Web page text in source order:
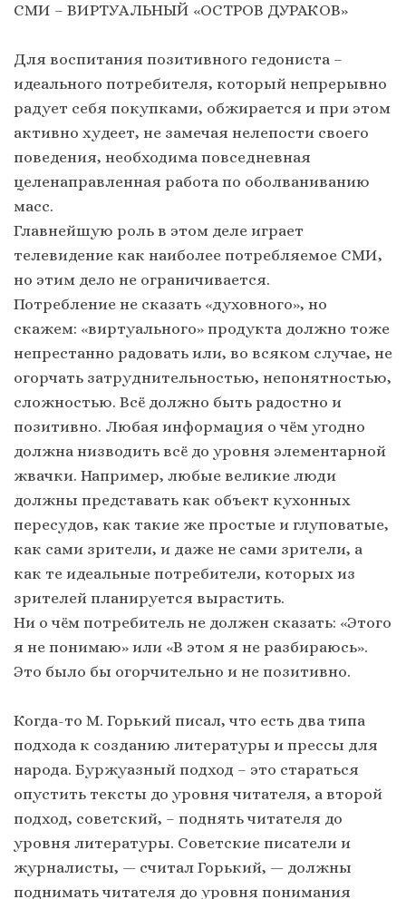
СМИ – ВИРТУАЛЬНЫЙ «ОСТРОВ ДУРАКОВ»
Для воспитания позитивного гедониста –
идеального потребителя, который непрерывно
радует себя покупками, обжирается и при этом
активно худеет, не замечая нелепости своего
поведения, необходима повседневная
целенаправленная работа по оболваниванию
масс.
Главнейшую роль в этом деле играет
телевидение как наиболее потребляемое СМИ,
но этим дело не ограничивается.
Потребление не сказать «духовного», но
скажем: «виртуального» продукта должно тоже
непрестанно радовать или, во всяком случае, не
огорчать затруднительностью, непонятностью,
сложностью. Всё должно быть радостно и
позитивно. Любая информация о чём угодно
должна низводить всё до уровня элементарной
жвачки. Например, любые великие люди
должны представать как объект кухонных
пересудов, как такие же простые и глуповатые,
как сами зрители, и даже не сами зрители, а
как те идеальные потребители, которых из
зрителей планируется вырастить.
Ни о чём потребитель не должен сказать: «Этого
я не понимаю» или «В этом я не разбираюсь».
Это было бы огорчительно и не позитивно.
Когда-то М. Горький писал, что есть два типа
подхода к созданию литературы и прессы для
народа. Буржуазный подход – это стараться
опустить тексты до уровня читателя, а второй
подход, советский, – поднять читателя до
уровня литературы. Советские писатели и
журналисты, — считал Горький, — должны
поднимать читателя до уровня понимания